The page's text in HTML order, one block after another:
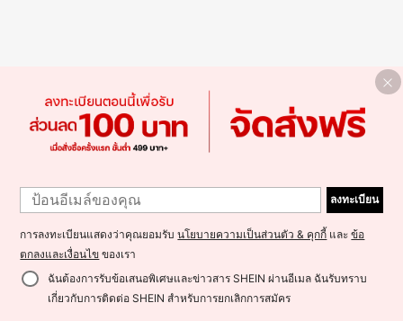
ลงทะเบียน
การลงทะเบียนแสดงว่าคุณยอมรับนโยบายความเป็นส่วนตัว & คุกกี้ และข้อ
ตกลงและเงื่อนไข ของเรา
ฉันต้องการรับข้อเสนอพิเศษและข่าวสาร SHEIN ผ่านอีเมล ฉันรับทราบ
เกี่ยวกับการติดต่อ SHEIN สำหรับการยกเลิกการสมัคร